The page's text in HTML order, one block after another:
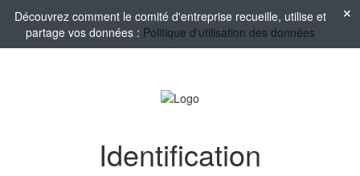
Découvrez comment le comité d'entreprise recueille, utilise et
partage vos données : Politique d'utilisation des données
Identification